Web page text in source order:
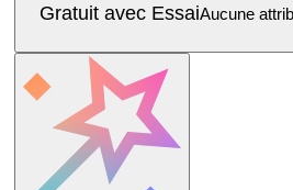
Gratuit avec EssaiAucune